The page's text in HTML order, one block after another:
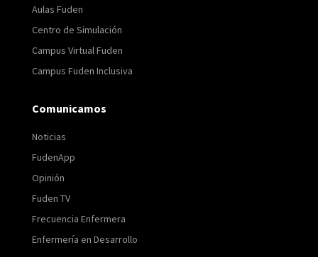
Aulas Fuden
Centro de Simulación
Campus Virtual Fuden
Campus Fuden Inclusiva
Comunicamos
Noticias
FudenApp
Opinión
Fuden TV
Frecuencia Enfermera
Enfermería en Desarrollo